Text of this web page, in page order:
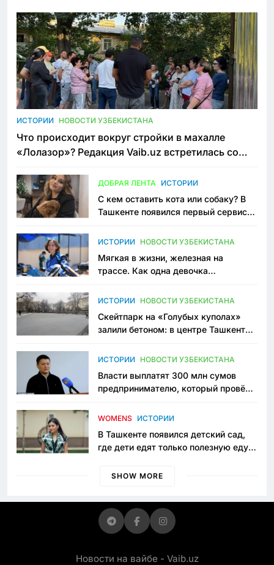
ИСТОРИИ НОВОСТИ УЗБЕКИСТАНА
Что происходит вокруг стройки в махалле
«Лолазор»? Редакция Vaib.uz встретилась со
ДОБРАЯ ЛЕНТА ИСТОРИИ
С кем оставить кота или собаку? В
Ташкенте появился первый сервис
ИСТОРИИ НОВОСТИ УЗБЕКИСТАНА
Мягкая в жизни, железная на
трассе. Как одна девочка
Узбекистане
ИСТОРИИ НОВОСТИ УЗБЕКИСТАНА
Скейтпарк на «Голубых куполах»
залили бетоном: в центре Ташкента
пространство
ИСТОРИИ НОВОСТИ УЗБЕКИСТАНА
Власти выплатят 300 млн сумов
предпринимателю, который провёл
приговору
WOMENS ИСТОРИИ
В Ташкенте появился детский сад,
где дети едят только полезную еду.
просить «кашу без сахара»
SHOW MORE
Новости на вайбе - Vaib.uz